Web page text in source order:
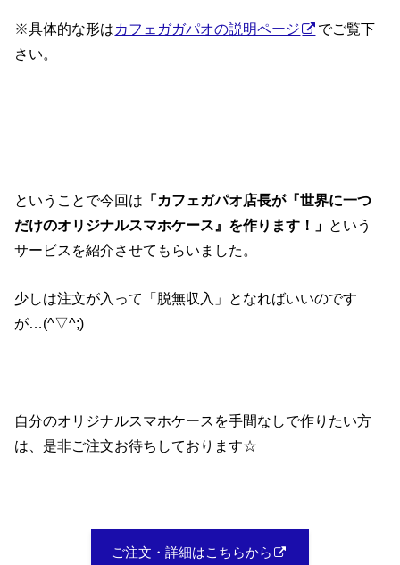
※具体的な形はカフェガガパオの説明ページ
でご覧下
さい。
ということで今回は 「カフェガパオ店長が『世界に一つ
だけのオリジナルスマホケース』を作ります！」
という
サービスを紹介させてもらいました。
少しは注文が入って「脱無収入」となればいいのです
が…(^▽^;)
自分のオリジナルスマホケースを手間なしで作りたい方
は、是非ご注文お待ちしております☆
ご注文・詳細はこちらから